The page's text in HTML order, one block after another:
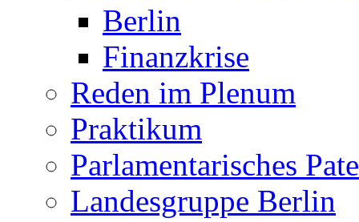
Berlin
Finanzkrise
Reden im Plenum
Praktikum
Parlamentarisches
Landesgruppe Berlin